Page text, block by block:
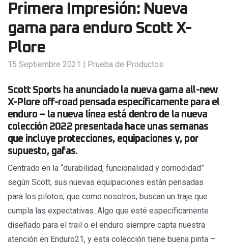
Primera Impresión: Nueva
gama para enduro Scott X-
Plore
15 Septiembre 2021 | Prueba de Productos
Scott Sports ha anunciado la nueva gama all-new
X-Plore off-road pensada específicamente para el
enduro – la nueva línea está dentro de la nueva
colección 2022 presentada hace unas semanas
que incluye protecciones, equipaciones y, por
supuesto, gafas.
Centrado en la “durabilidad, funcionalidad y comodidad”
según Scott, sus nuevas equipaciones están pensadas
para los pilotos, que como nosotros, buscan un traje que
cumpla las expectativas. Algo que esté específicamente
diseñado para el trail o el enduro siempre capta nuestra
atención en Enduro21, y esta colección tiene buena pinta –